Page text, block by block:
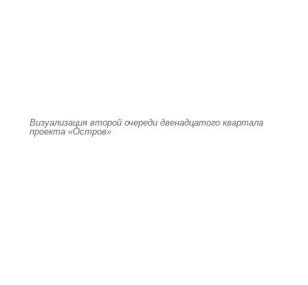
Визуализация второй очереди двенадцатого квартала
проекта «Остров»